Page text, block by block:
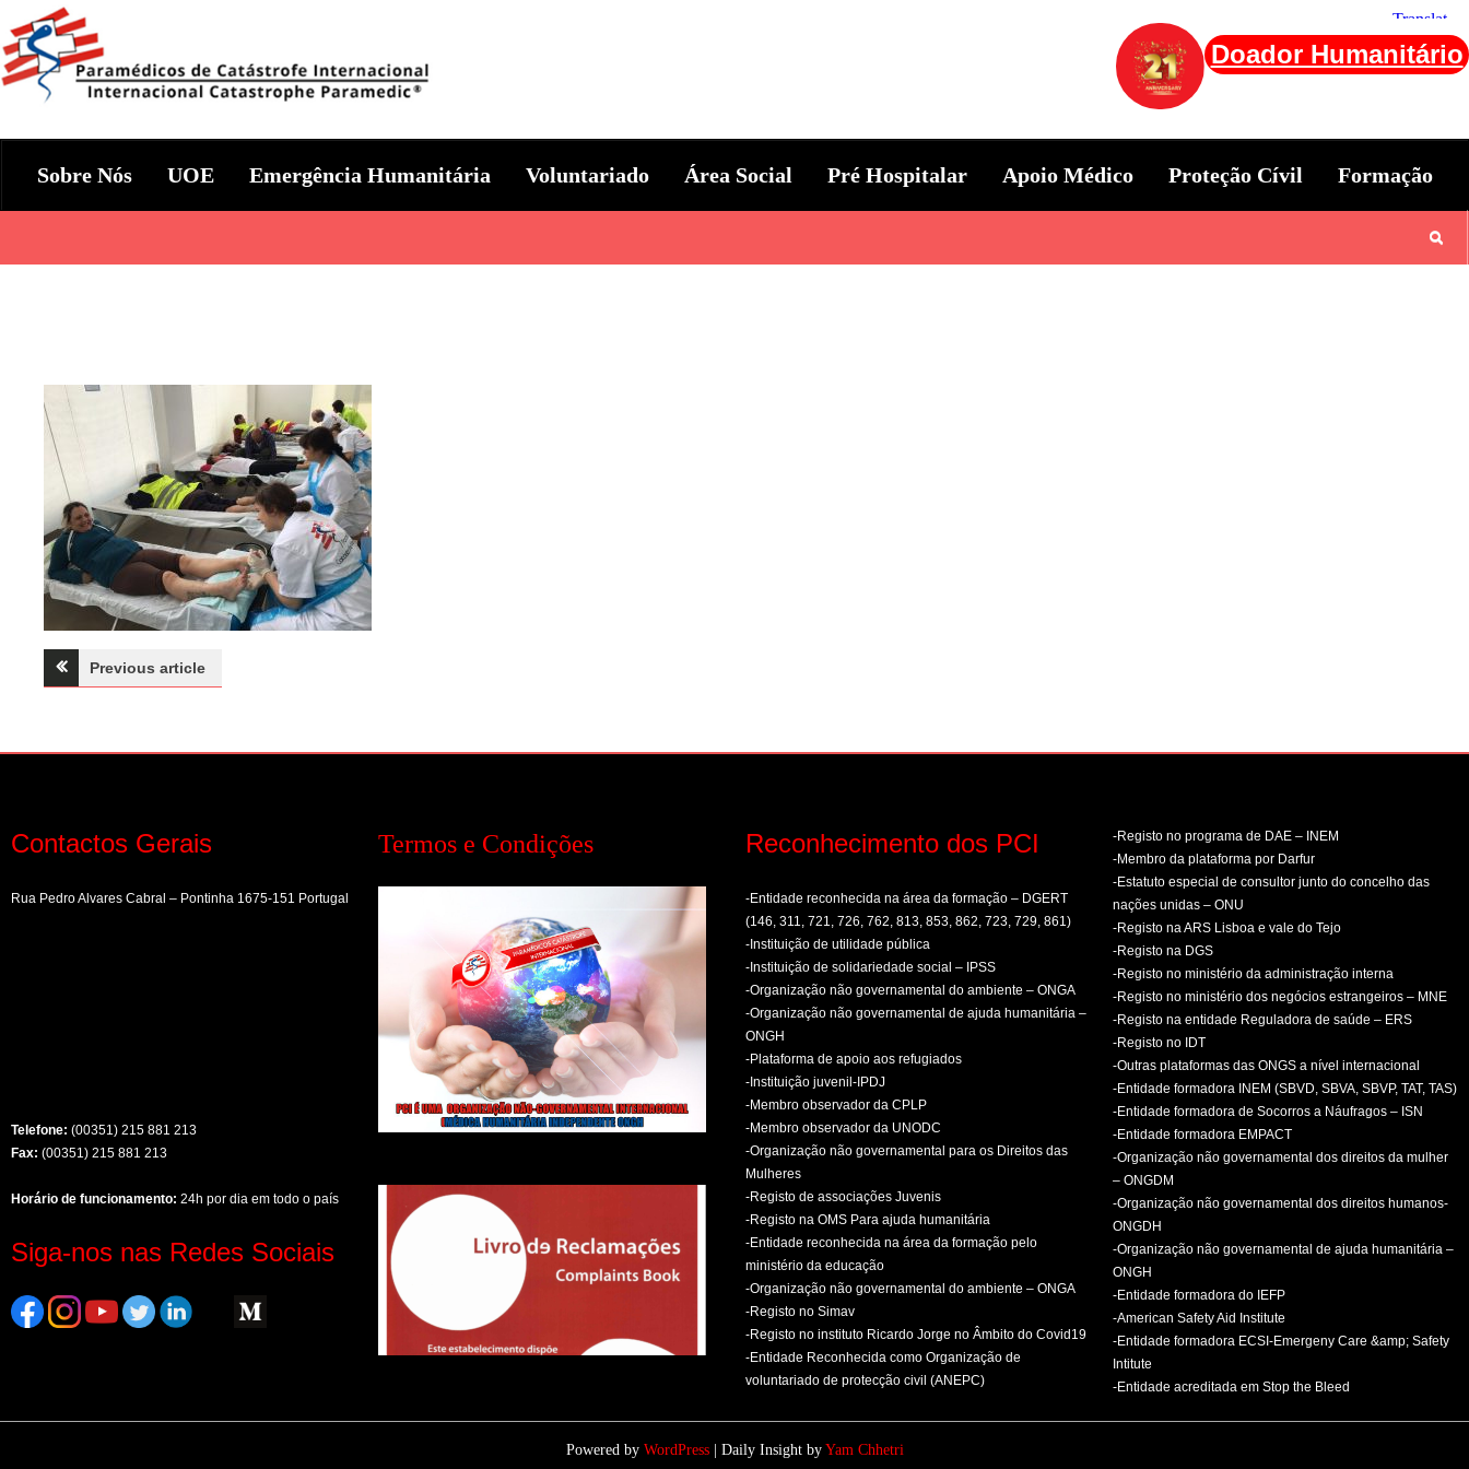
to
content
Doador Humanitário
Sobre Nós UOE Emergência Humanitária Voluntariado Área Social Pré Hospitalar Apoio Médico Proteção Cívil Formação
Navegação
artigos
Previous article
Contactos Gerais
Rua Pedro Alvares Cabral – Pontinha 1675-151 Portugal
Telefone: (00351) 215 881 213
Fax: (00351) 215 881 213
Horário de funcionamento: 24h por dia em todo o país
Siga-nos nas Redes Sociais
Termos e Condições Reconhecimento dos PCI
-Entidade reconhecida na área da formação – DGERT
(146, 311, 721, 726, 762, 813, 853, 862, 723, 729, 861)
-Instituição de utilidade pública
-Instituição de solidariedade social – IPSS
-Organização não governamental do ambiente – ONGA
-Organização não governamental de ajuda humanitária –
ONGH
-Plataforma de apoio aos refugiados
-Instituição juvenil-IPDJ
-Membro observador da CPLP
-Membro observador da UNODC
-Organização não governamental para os Direitos das
Mulheres
-Registo de associações Juvenis
-Registo na OMS Para ajuda humanitária
-Entidade reconhecida na área da formação pelo
ministério da educação
-Organização não governamental do ambiente – ONGA
-Registo no Simav
-Registo no instituto Ricardo Jorge no Âmbito do Covid19
-Entidade Reconhecida como Organização de
voluntariado de protecção civil (ANEPC)
-Registo no programa de DAE – INEM
-Membro da plataforma por Darfur
-Estatuto especial de consultor junto do concelho das
nações unidas – ONU
-Registo na ARS Lisboa e vale do Tejo
-Registo na DGS
-Registo no ministério da administração interna
-Registo no ministério dos negócios estrangeiros – MNE
-Registo na entidade Reguladora de saúde – ERS
-Registo no IDT
-Outras plataformas das ONGS a nível internacional
-Entidade formadora INEM (SBVD, SBVA, SBVP, TAT, TAS)
-Entidade formadora de Socorros a Náufragos – ISN
-Entidade formadora EMPACT
-Organização não governamental dos direitos da mulher
– ONGDM
-Organização não governamental dos direitos humanos-
ONGDH
-Organização não governamental de ajuda humanitária –
ONGH
-Entidade formadora do IEFP
-American Safety Aid Institute
-Entidade formadora ECSI-Emergeny Care &amp; Safety
Intitute
-Entidade acreditada em Stop the Bleed
Powered by WordPress| Daily Insight by Yam Chhetri